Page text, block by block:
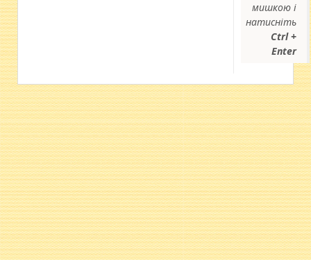
мишкою і
натисніть
Ctrl +
Enter